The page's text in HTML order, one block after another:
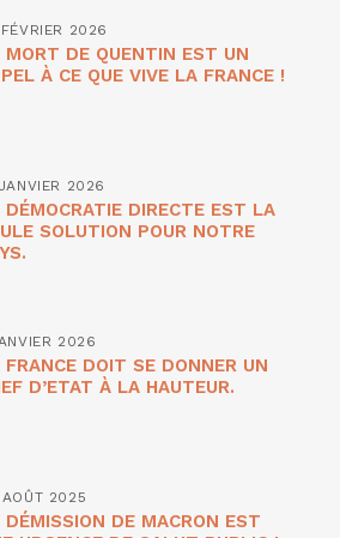
2026
MORT DE QUENTIN EST UN
À CE QUE VIVE LA FRANCE !
2026
DÉMOCRATIE DIRECTE EST LA
SOLUTION POUR NOTRE
2026
FRANCE DOIT SE DONNER UN
D’ETAT À LA HAUTEUR.
2025
DÉMISSION DE MACRON EST